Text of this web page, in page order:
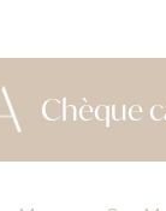
Chèque